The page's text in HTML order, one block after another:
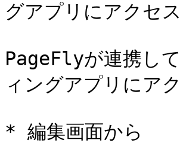
グアプリにアクセ
PageFlyが連携し
ィングアプリにア
* 編集画面から